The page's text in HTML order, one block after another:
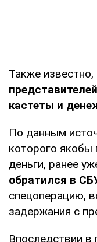
Также
кастеты и
По данным
которого якобы
деньги, ранее
обратился в
спецоперацию,
задержания с
Впоследствии